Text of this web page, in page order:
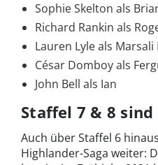
Sophie Skelton als
Richard Rankin als
Lauren Lyle als Marsali
César Domboy als
John Bell als Ian
Staffel 7 & 8
Auch über Staffel 6
Highlander-Saga weiter: